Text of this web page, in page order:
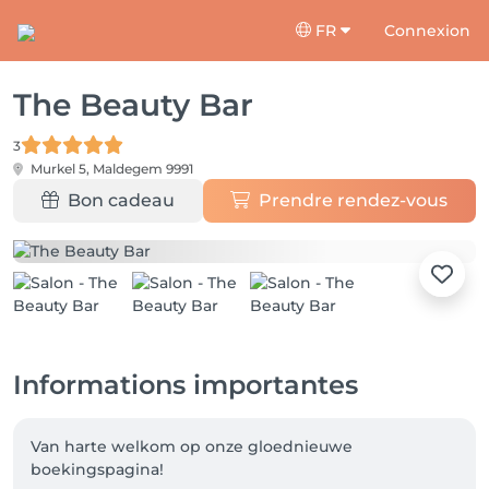
FR Connexion
The Beauty Bar
3
Murkel 5, Maldegem 9991
Bon cadeau Prendre rendez-vous
Informations importantes
Van harte welkom op onze gloednieuwe
boekingspagina!